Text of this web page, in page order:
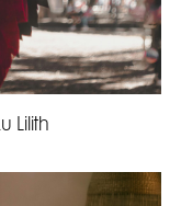
Lilith